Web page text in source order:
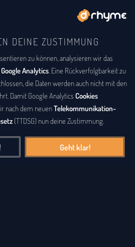
DEINE ZUSTIMMUNG
zu können, analysieren wir das
Google Analytics. Eine Rückverfolgbarkeit zu
die Daten werden auch nicht mit den
Damit Google Analytics Cookies
nach dem neuenTelekommunikation-
(TTDSG) nun deine Zustimmung.
Geht klar!
eine alphabetische Auflistung aller
existieren. EinAnagrammist eine
Vertauschung der Buchstaben einer
sein. Bei diesem Lexikon hingegen
einzelne Wörter, die durch